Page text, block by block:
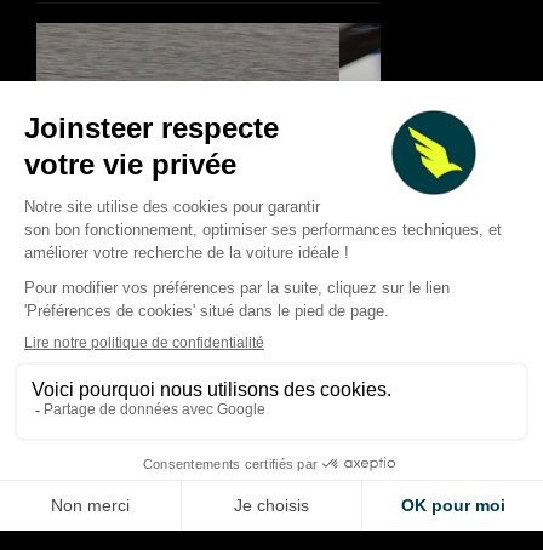
LA VOITURE DE VOS RÊVES
Racing Bulls : l’échec de
Barcelone 2024 qui a
déclenché la progression de
2026
Aug 9, 2026
F1 2026 : les
Aug 8, 2026